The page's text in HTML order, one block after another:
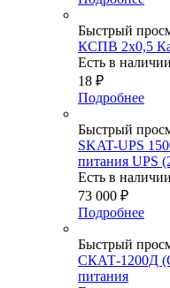
Быстрый
КСПВ 2х0,5
Есть в наличии
18 ₽
Подробнее
Быстрый
SKAT-UPS
питания UPS
Есть в наличии
73 000 ₽
Подробнее
Быстрый
СКАТ-1200Д
питания